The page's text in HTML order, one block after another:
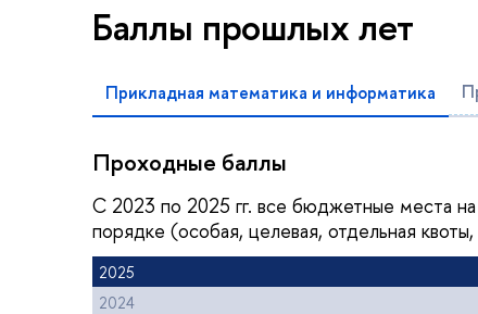
Баллы прошлых лет
Прикладная математика и информатика
Проходные баллы
С 2023 по 2025 гг. все бюджетные места
порядке (особая, целевая, отдельная
2025
2024